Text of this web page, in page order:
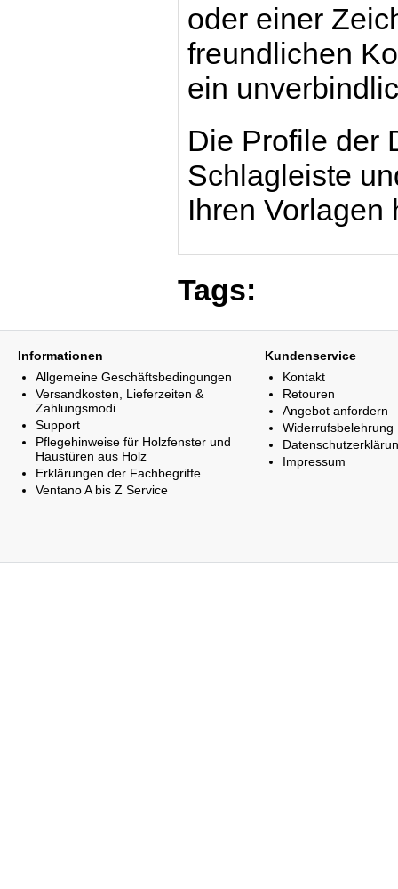
oder einer
freundlichen
ein
Die Profile der
Schlagleiste
Ihren Vorlagen
Tags:
Informationen
Allgemeine Geschäftsbedingungen
Versandkosten, Lieferzeiten &
Zahlungsmodi
Support
Pflegehinweise für Holzfenster und
Haustüren aus Holz
Erklärungen der Fachbegriffe
Ventano A bis Z Service
Kundenservice
Kontakt
Retouren
Angebot anfordern
Widerrufsbelehrung
Impressum